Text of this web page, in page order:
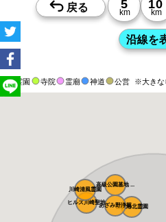
霊園 寺院 霊廟 神道 公営 ※大きな
都筑港北霊園
あざみ野浄苑
ヒルズ川崎聖地
川崎清風霊園
高級公園墓地 ...